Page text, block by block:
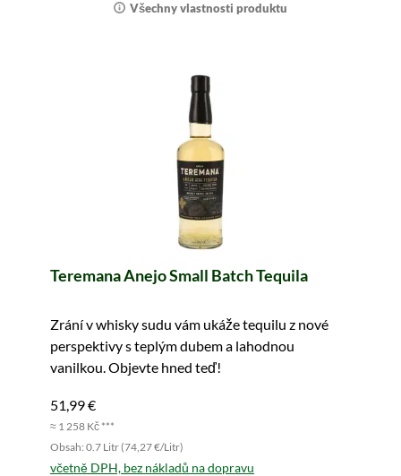
Všechny vlastnosti produktu
Teremana Anejo Small Batch Tequila
Zrání v whisky sudu vám ukáže tequilu z nové
perspektivy s teplým dubem a lahodnou
vanilkou. Objevte hned teď!
51,99 €
≈ 1 258 Kč ***
Obsah: 0.7 Litr (74,27 €/Litr)
včetně DPH, bez nákladů na dopravu